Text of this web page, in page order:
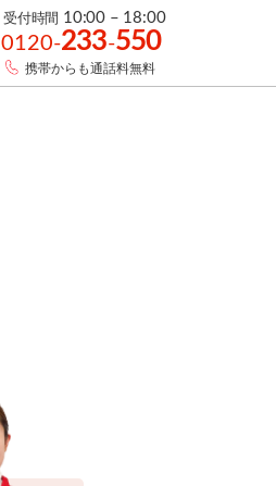
受付時間 10:00 – 18:00
0120-233-550
携帯からも通話料無料